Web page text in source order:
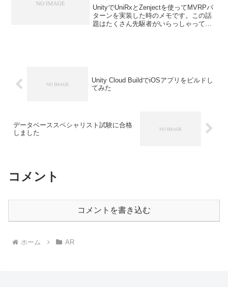
UnityでUniRxとZenjectを使ってMVRPパ
ターンを実装した時のメモです。この話
題はたくさん先駆者がいらっしゃってわ
Unity Cloud BuildでiOSアプリをビルドし
てみた
データベーススペシャリスト試験に合格
しました
コメント
コメントを書き込む
ホーム AR